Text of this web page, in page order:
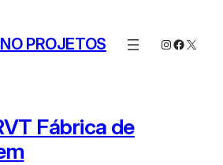
PROJETOS Instagram
X
Fábrica de